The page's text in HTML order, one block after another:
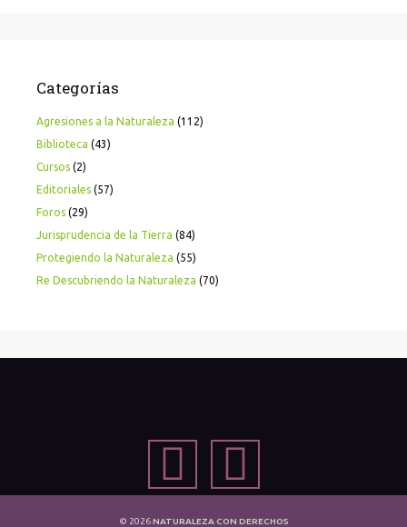
Categorías
Agresiones a la Naturaleza (112)
Biblioteca (43)
Cursos (2)
Editoriales (57)
Foros (29)
Jurisprudencia de la Tierra (84)
Protegiendo la Naturaleza (55)
Re Descubriendo la Naturaleza (70)
© 2026NATURALEZA CON DERECHOS